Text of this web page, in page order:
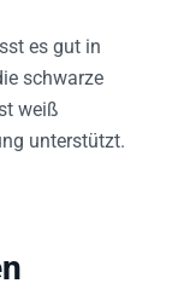
es gut in
schwarze
weiß
unterstützt.